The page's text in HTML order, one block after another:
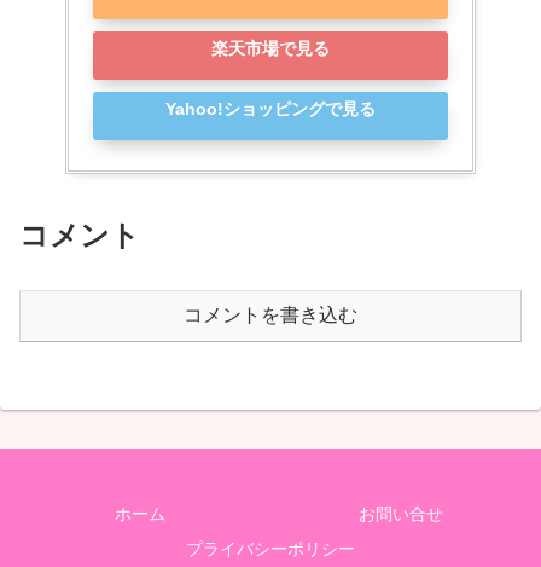
楽天市場で見る
Yahoo!ショッピングで見る
コメント
コメントを書き込む
ホーム
お問い合せ
プライバシーポリシー